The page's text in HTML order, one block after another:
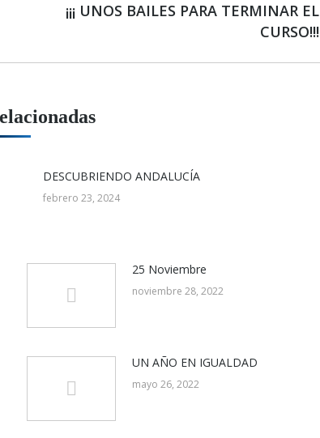
Publicación
¡¡¡ UNOS BAILES PARA TERMINAR EL
CURSO!!!
DESCUBRIENDO ANDALUCÍA
febrero 23, 2024
25 Noviembre
noviembre 28, 2022
UN AÑO EN IGUALDAD
mayo 26, 2022